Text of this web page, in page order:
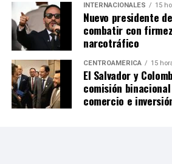
INTERNACIONALES 15
Nuevo presidente
combatir con
narcotráfico
CENTROAMÉRICA 15
El Salvador y
comisión
comercio e